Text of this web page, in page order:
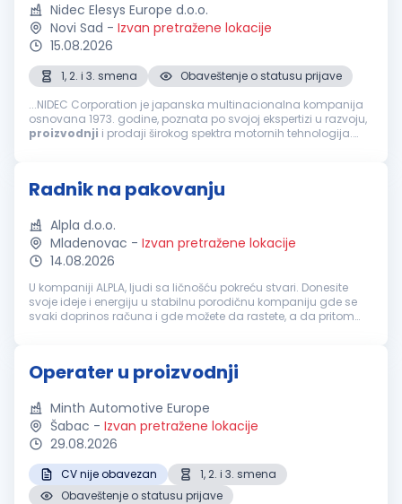
Nidec Elesys Europe d.o.o.
Novi Sad - Izvan pretražene lokacije
15.08.2026
1, 2. i 3. smena
Obaveštenje o statusu prijave
...NIDEC Corporation je japanska multinacionalna kompanija
osnovana 1973. godine, poznata po svojoj ekspertizi u razvoju,
proizvodnji i prodaji širokog spektra motornih tehnologija.
Radnik na pakovanju
Alpla d.o.o.
Mladenovac - Izvan pretražene lokacije
14.08.2026
U kompaniji ALPLA, ljudi sa ličnošću pokreću stvari. Donesite
svoje ideje i energiju u stabilnu porodičnu kompaniju gde se
svaki doprinos računa i gde možete da rastete, a da pritom
Operater u proizvodnji
Minth Automotive Europe
Šabac - Izvan pretražene lokacije
29.08.2026
CV nije obavezan
1, 2. i 3. smena
Obaveštenje o statusu prijave